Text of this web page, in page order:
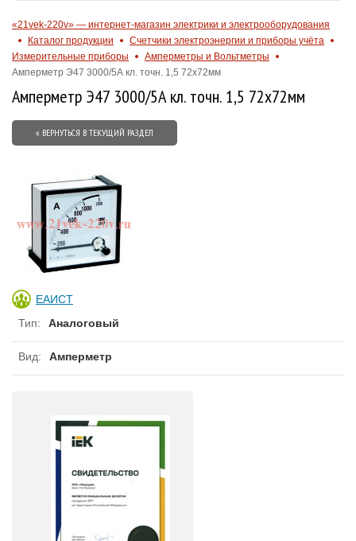
«21vek-220v» — интернет-магазин электрики и электрооборудования
Каталог продукции
Счетчики электроэнергии и приборы учёта
Измерительные приборы
Амперметры и Вольтметры
Амперметр Э47 3000/5А кл. точн. 1,5 72х72мм
Амперметр Э47 3000/5А кл. точн. 1,5 72х72мм
« ВЕРНУТЬСЯ В ТЕКУЩИЙ РАЗДЕЛ
ЕАИСТ
Тип: Аналоговый
Вид: Амперметр